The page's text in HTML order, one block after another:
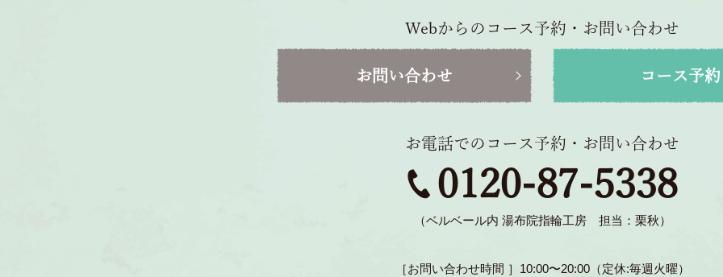
Webからのコース予約・お問い合わせ
コース予約
お問い合わせ
お電話でのコース予約・お問い合わせ
0120-87-5338
（ベルベール内 湯布院指輪工房 担当：栗秋）
［お問い合わせ時間 ］10:00〜20:00（定休:毎週火曜）